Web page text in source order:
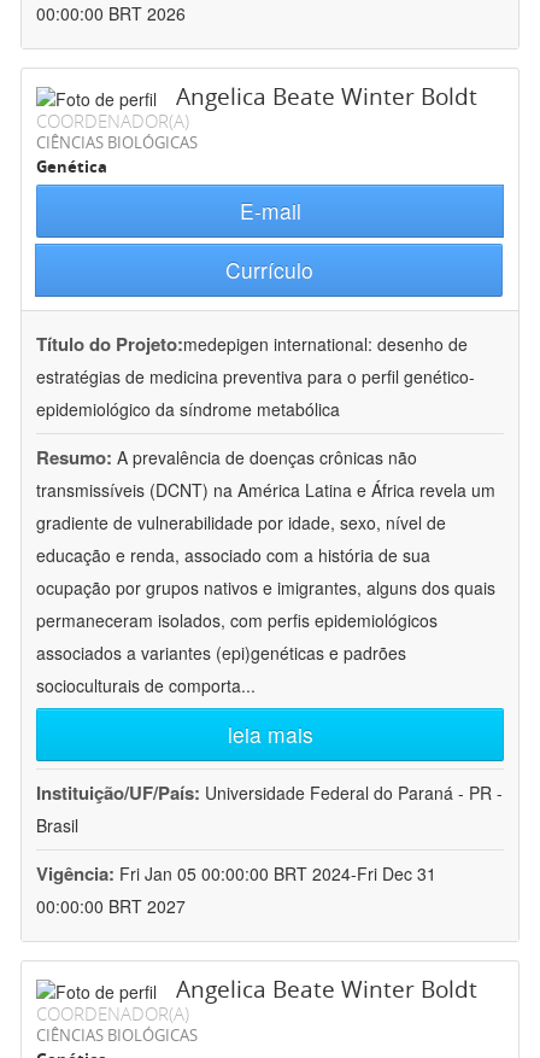
00:00:00 BRT 2026
Angelica Beate Winter Boldt
COORDENADOR(A)
CIÊNCIAS BIOLÓGICAS
Genética
E-mail
Currículo
Título do Projeto:medepigen international: desenho de
estratégias de medicina preventiva para o perfil genético-
epidemiológico da síndrome metabólica
Resumo: A prevalência de doenças crônicas não
transmissíveis (DCNT) na América Latina e África revela um
gradiente de vulnerabilidade por idade, sexo, nível de
educação e renda, associado com a história de sua
ocupação por grupos nativos e imigrantes, alguns dos quais
permaneceram isolados, com perfis epidemiológicos
associados a variantes (epi)genéticas e padrões
socioculturais de comporta...
leia mais
Instituição/UF/País: Universidade Federal do Paraná - PR -
Brasil
Vigência: Fri Jan 05 00:00:00 BRT 2024-Fri Dec 31
00:00:00 BRT 2027
Angelica Beate Winter Boldt
COORDENADOR(A)
CIÊNCIAS BIOLÓGICAS